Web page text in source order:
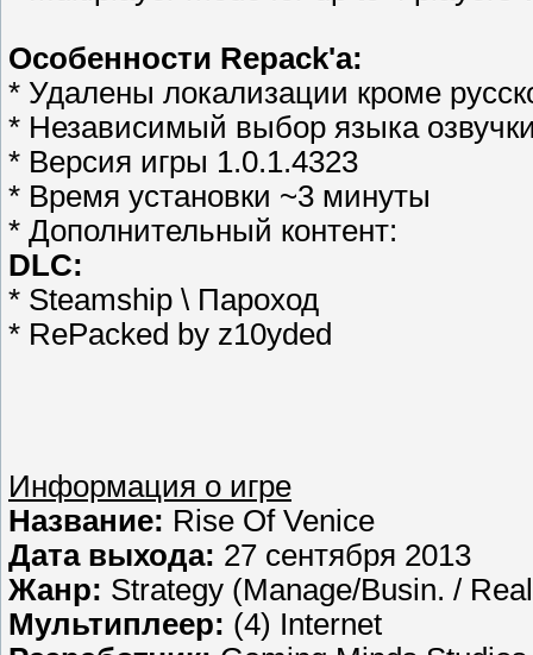
Особенности Repack'a:
* Удалены локализации кроме
* Независимый выбор языка
* Версия игры 1.0.1.4323
* Время установки ~3 минуты
* Дополнительный контент:
DLC:
* Steamship \ Пароход
* RePacked by z10yded
Информация о игре
Название: Rise Of Venice
Дата выхода: 27 сентября 2013
Жанр: Strategy (Manage/Busin. /
Мультиплеер: (4) Internet